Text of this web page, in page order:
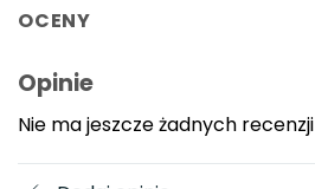
OCENY
Opinie
Nie ma jeszcze żadnych recenzji